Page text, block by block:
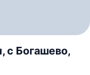
с Богашево,